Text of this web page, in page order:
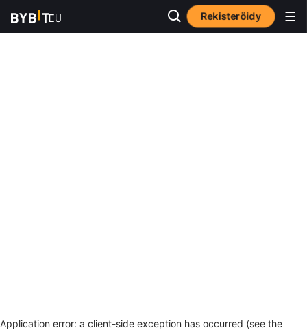
Rekisteröidy
Application error: a client-side exception has occurred (see the